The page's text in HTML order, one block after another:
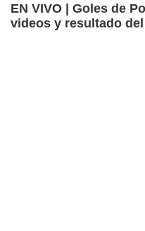
EN VIVO | Goles de
videos y resultado